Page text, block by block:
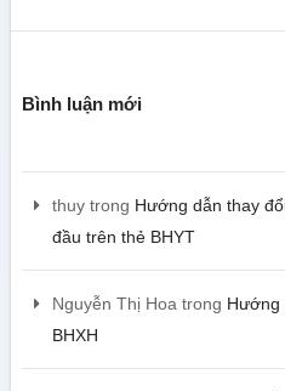
Bình luận mới
thuytrong Hướng dẫn thay
đầu trên thẻ BHYT
Nguyễn Thị Hoa trong Hướng
BHXH